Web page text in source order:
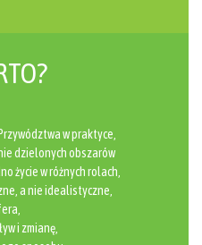
w praktyce,
dzielonych obszarów
życie w różnych rolach,
a nie idealistyczne,
i zmianę,